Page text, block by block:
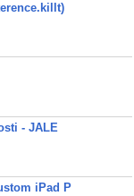
- JALE
iPad P